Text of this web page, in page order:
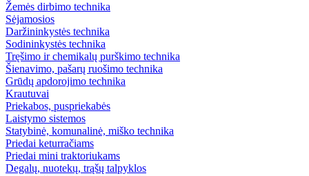
Žemės dirbimo technika
Sėjamosios
Daržininkystės technika
Sodininkystės technika
Tręšimo ir chemikalų purškimo technika
Šienavimo, pašarų ruošimo technika
Grūdų apdorojimo technika
Krautuvai
Priekabos, puspriekabės
Laistymo sistemos
Statybinė, komunalinė, miško technika
Priedai keturračiams
Priedai mini traktoriukams
Degalų, nuotekų, trąšų talpyklos